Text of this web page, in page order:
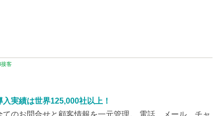
接客
入実績は世界125,000社以上！
てのお問合せと顧客情報を一元管理。 電話、メール、チャ